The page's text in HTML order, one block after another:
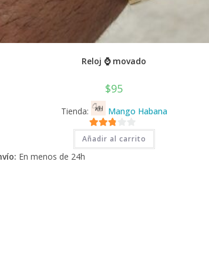
Reloj ⌚ movado
$95
Tienda: Mango Habana
2.71
de 5
Añadir al carrito
En menos de 24h